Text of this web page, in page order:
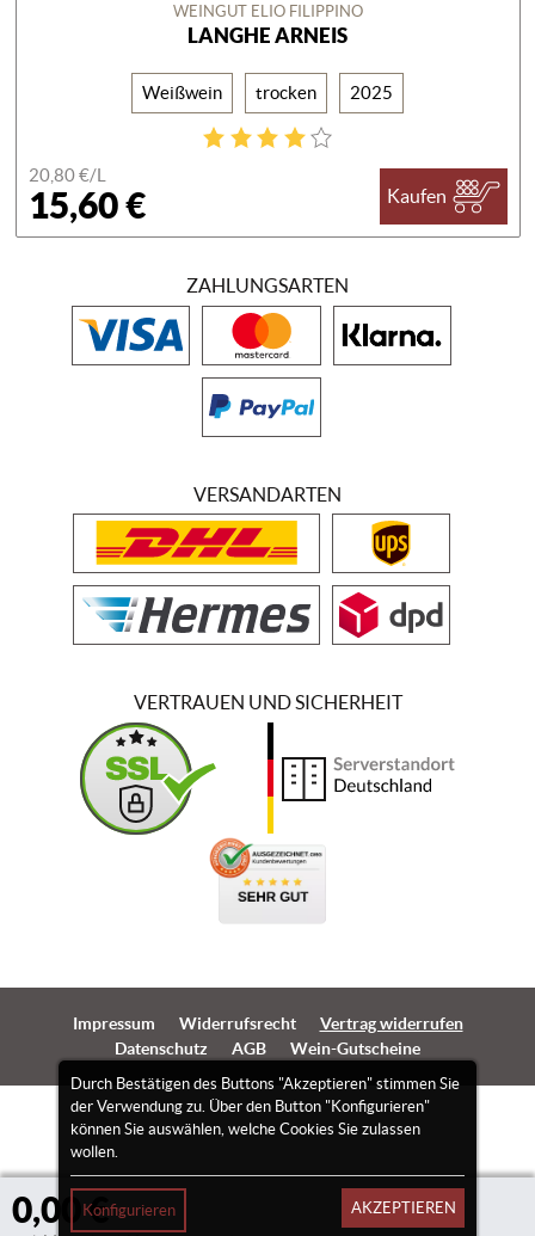
0,00 €
WEINGUT ELIO FILIPPINO
LANGHE ARNEIS
Weißwein trocken 2025
20,80 €/L
15,60 € Kaufen
Durch Bestätigen des Buttons "Akzeptieren" stimmen Sie
der Verwendung zu. Über den Button "Konfigurieren"
können Sie auswählen, welche Cookies Sie zulassen
wollen.
Konfigurieren AKZEPTIEREN
ZAHLUNGSARTEN
VERSANDARTEN
VERTRAUEN UND SICHERHEIT
Impressum Widerrufsrecht
Vertrag widerrufen
Datenschutz
AGB Wein-Gutscheine